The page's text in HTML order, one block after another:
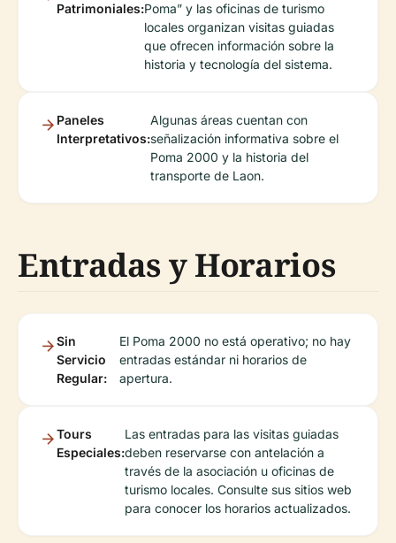
Patrimoniales:Poma” y las oficinas de turismo
locales organizan visitas guiadas
que ofrecen información sobre la
historia y tecnología del sistema.
Paneles
Interpretativos:
Algunas áreas cuentan con
señalización informativa sobre el
Poma 2000 y la historia del
transporte de Laon.
Entradas y Horarios
Sin
Servicio
Regular:
El Poma 2000 no está operativo; no hay
entradas estándar ni horarios de
apertura.
Tours
Especiales:
Las entradas para las visitas guiadas
deben reservarse con antelación a
través de la asociación u oficinas de
turismo locales. Consulte sus sitios web
para conocer los horarios actualizados.